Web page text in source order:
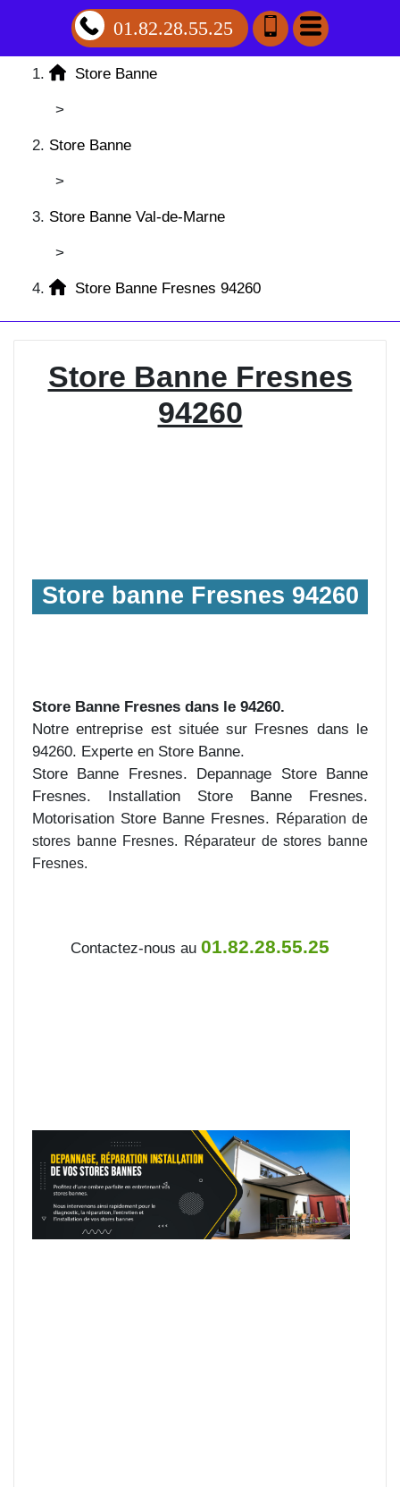
01.82.28.55.25
Store Banne
>
Store Banne
>
Store Banne Val-de-Marne
>
Store Banne Fresnes 94260
Store Banne Fresnes
94260
Store banne Fresnes 94260
Store Banne Fresnes dans le 94260.
Notre entreprise est située sur Fresnes dans le
94260. Experte en Store Banne.
Store Banne Fresnes. Depannage Store Banne
Fresnes. Installation Store Banne Fresnes.
Motorisation Store Banne Fresnes. Réparation de
stores banne Fresnes. Réparateur de stores banne
Fresnes.
Contactez-nous au 01.82.28.55.25